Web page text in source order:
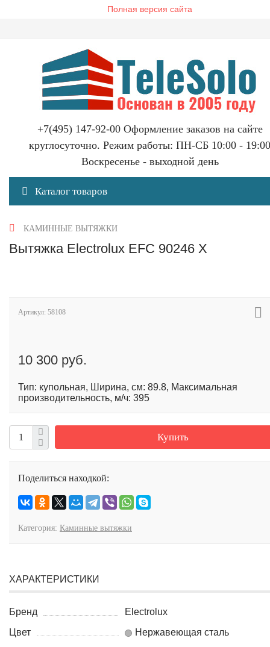
Полная версия сайта
+7(495) 147-92-00 Оформление заказов на сайте
круглосуточно. Режим работы: ПН-СБ 10:00 - 19:00
Воскресенье - выходной день
Каталог товаров
КАМИННЫЕ ВЫТЯЖКИ
Вытяжка Electrolux EFC 90246 X
Артикул: 58108
10 300 руб.
Тип: купольная, Ширина, см: 89.8, Максимальная
производительность, м/ч: 395
Купить
Поделиться находкой:
Категория: Каминные вытяжки
ХАРАКТЕРИСТИКИ
Бренд
Electrolux
Цвет
Нержавеющая сталь